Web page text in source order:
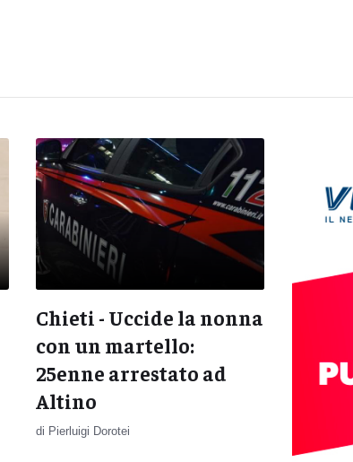
Chieti - Uccide la nonna
con un martello:
25enne arrestato ad
Altino
di Pierluigi Dorotei